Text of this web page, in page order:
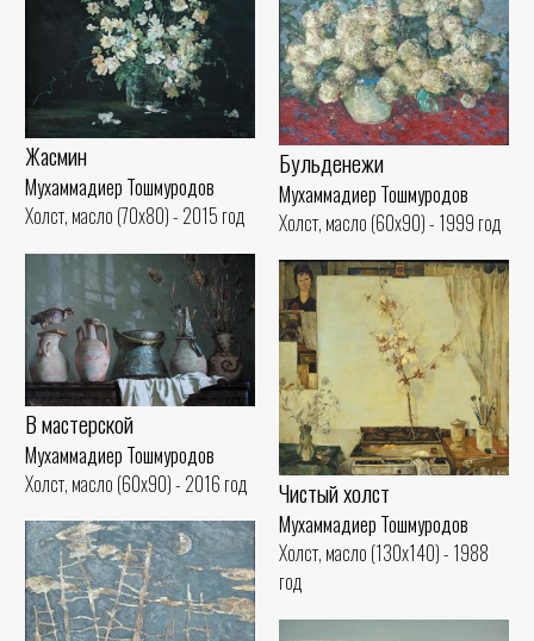
Жасмин
Мухаммадиер Тошмуродов
Холст, масло (70x80) - 2015 год
Бульденежи
Мухаммадиер Тошмуродов
Холст, масло (60x90) - 1999 год
В мастерской
Мухаммадиер Тошмуродов
Холст, масло (60x90) - 2016 год
Чистый холст
Мухаммадиер Тошмуродов
Холст, масло (130x140) - 1988
год